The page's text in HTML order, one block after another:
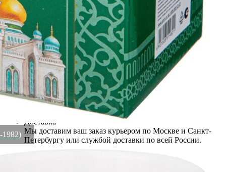
1982)
Этот товар недоступен для заказа
Информация о доставке
Эль-Монте
Прочее
Служба доставки СДЭК
Самовывоз
ПВЗ СДЭК
Преимущества для клиентов
Закзать в интернет-магазине
Вступайте в ряды довольных клиентов! Создавайте
Вашу территорию уюта!
Доставка
Мы доставим ваш заказ курьером по Москве и Санкт-
Петербургу или службой доставки по всей России.